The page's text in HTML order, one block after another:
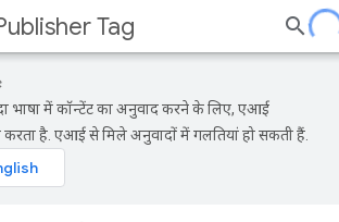
Tag
भाषा में कॉन्टेंट का अनुवाद करने के लिए, एआई
करता है. एआई से मिले अनुवादों में गलतियां हो सकती हैं.